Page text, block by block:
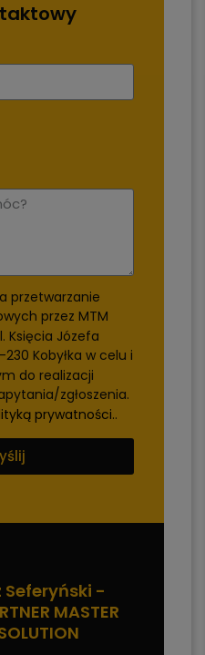
przetwarzanie
przez MTM
Księcia Józefa
230 Kobyłka w celu i
do realizacji
zgłoszenia.
prywatności..
Seferyński -
MASTER